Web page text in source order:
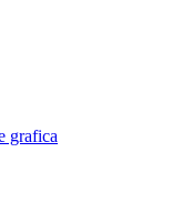
grafica